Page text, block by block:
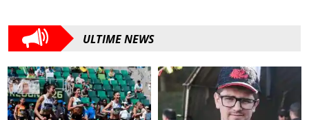
ULTIME NEWS